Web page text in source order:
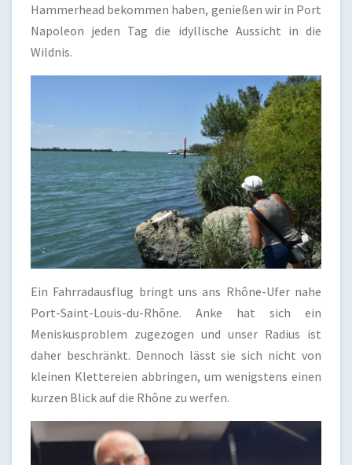
Hammerhead bekommen haben, genießen wir in Port
Napoleon jeden Tag die idyllische Aussicht in die
Wildnis.
Ein Fahrradausflug bringt uns ans Rhône-Ufer nahe
Port-Saint-Louis-du-Rhône. Anke hat sich ein
Meniskusproblem zugezogen und unser Radius ist
daher beschränkt. Dennoch lässt sie sich nicht von
kleinen Klettereien abbringen, um wenigstens einen
kurzen Blick auf die Rhône zu werfen.